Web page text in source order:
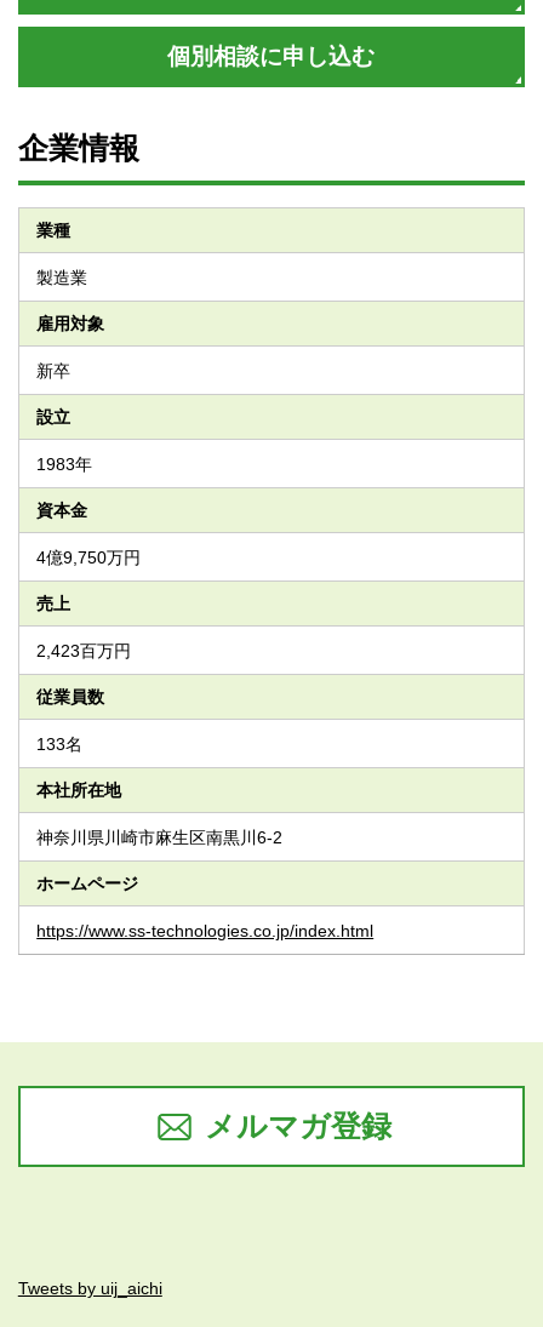
個別相談に申し込む
企業情報
業種
製造業
雇用対象
新卒
設立
1983年
資本金
4億9,750万円
売上
2,423百万円
従業員数
133名
本社所在地
神奈川県川崎市麻生区南黒川6-2
ホームページ
https://www.ss-technologies.co.jp/index.html
メルマガ登録
Tweets by uij_aichi